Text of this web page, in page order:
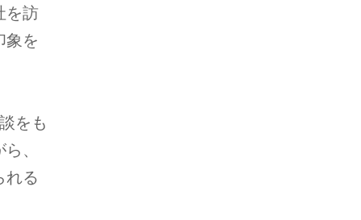
を訪
象を
をも
、
れる